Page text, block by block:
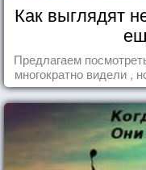
Как выглядят
Предлагаем
многократно видели ,